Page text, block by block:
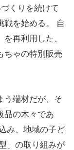
くりを続けて
戦を始める。 自
再利用した、
ちゃの特別販売
う端材だが、そ
品の木々であ
み、地域の子ど
」の取り組みが